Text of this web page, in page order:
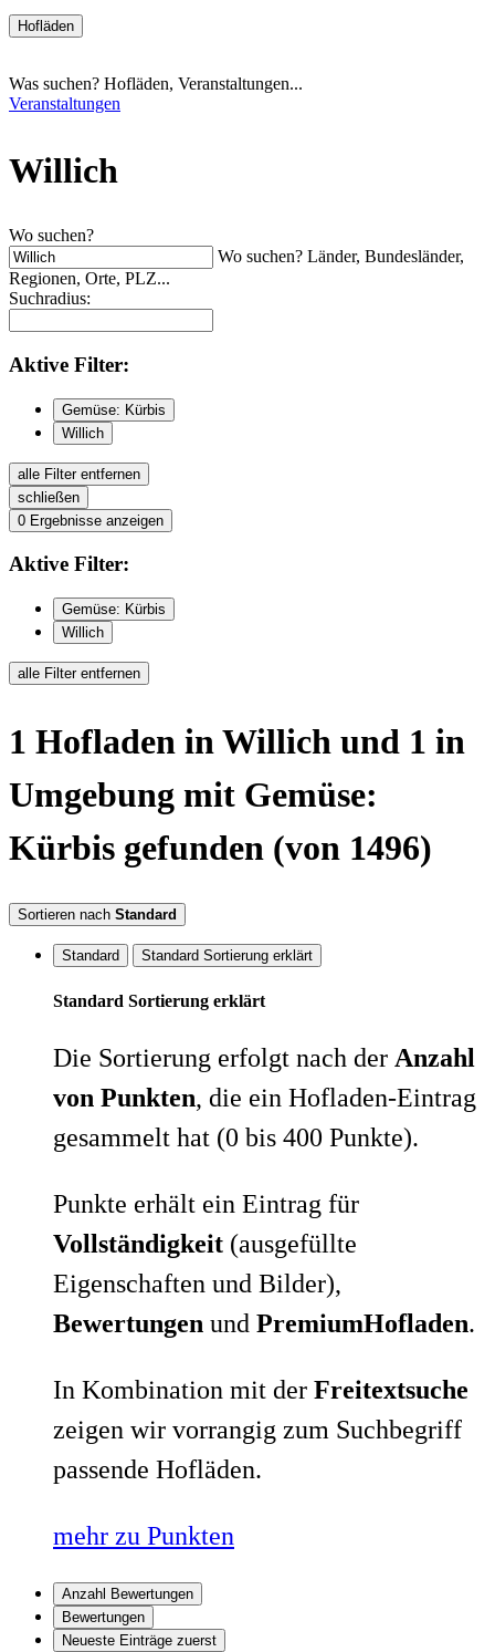
Hofläden
Was suchen? Hofläden, Veranstaltungen...
Veranstaltungen
Willich
Wo suchen?
Wo suchen? Länder, Bundesländer,
Regionen, Orte, PLZ...
Suchradius:
Aktive Filter:
Gemüse: Kürbis
Willich
alle Filter entfernen
schließen
0 Ergebnisse anzeigen
Aktive Filter:
Gemüse: Kürbis
Willich
alle Filter entfernen
1 Hofladen in Willich und 1 in
Umgebung mit Gemüse:
Kürbis gefunden (von 1496)
Sortieren nach Standard
Standard Standard Sortierung erklärt
Standard Sortierung erklärt
Die Sortierung erfolgt nach der Anzahl
von Punkten, die ein Hofladen-Eintrag
gesammelt hat (0 bis 400 Punkte).
Punkte erhält ein Eintrag für
Vollständigkeit (ausgefüllte
Eigenschaften und Bilder),
Bewertungen und PremiumHofladen.
In Kombination mit der Freitextsuche
zeigen wir vorrangig zum Suchbegriff
passende Hofläden.
mehr zu Punkten
Anzahl Bewertungen
Bewertungen
Neueste Einträge zuerst